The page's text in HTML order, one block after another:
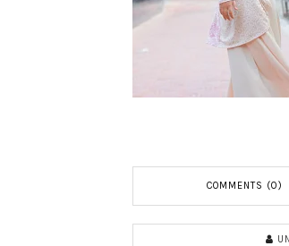
COMMENTS (0)